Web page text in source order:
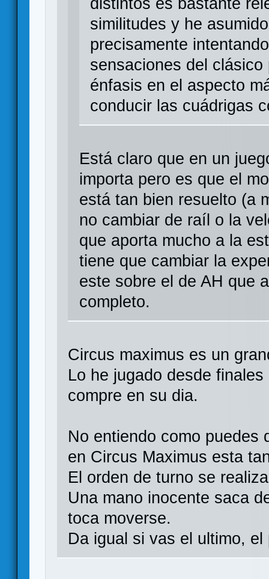
similitudes y he
precisamente
sensaciones del
énfasis en el aspecto
conducir las cuádrigas
Está claro que en un
importa pero es que el
está tan bien resuelto (a
no cambiar de raíl o la
que aporta mucho a la
tiene que cambiar la
este sobre el de AH que
completo.
Circus maximus es un
Lo he jugado desde
compre en su dia.
No entiendo como puedes
en Circus Maximus esta
El orden de turno se
Una mano inocente saca
toca moverse.
Da igual si vas el ultimo,